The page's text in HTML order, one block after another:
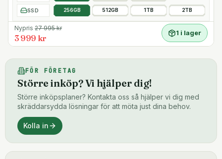
SSD 256GB 512GB 1TB 2TB
Nypris 27 995kr
3 999 kr
1 i lager
FÖR FÖRETAG
Större inköp? Vi hjälper dig!
Större inköpsplaner? Kontakta oss så hjälper vi dig med
skräddarsydda lösningar för att möta just dina behov.
Kolla in